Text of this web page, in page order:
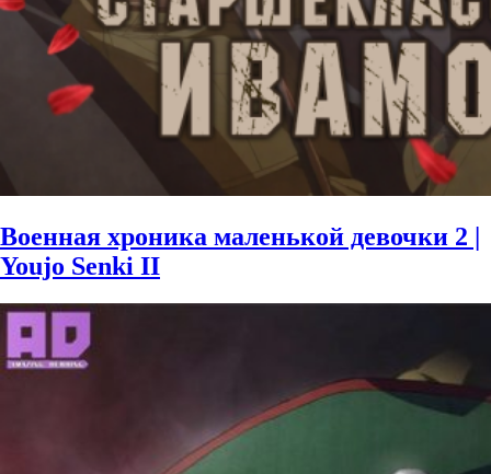
Военная хроника маленькой девочки 2 |
Youjo Senki II